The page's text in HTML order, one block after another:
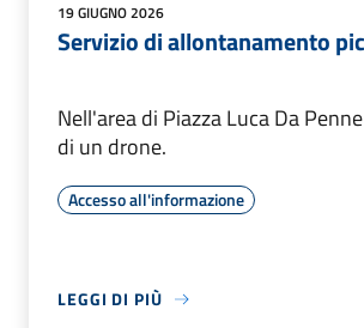
19 GIUGNO 2026
Servizio di allontanamento
Nell'area di Piazza Luca Da
di un drone.
Accesso all'informazione
LEGGI DI PIÙ